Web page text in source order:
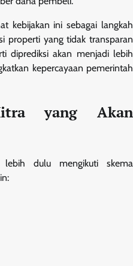
kebijakan ini sebagai langkah
properti yang tidak transparan
diprediksi akan menjadi lebih
kepercayaan pemerintah
yang Akan
dulu mengikuti skema